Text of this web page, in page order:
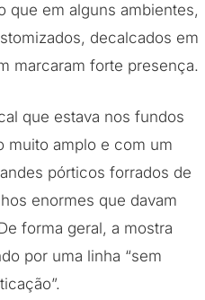
que em alguns ambientes,
decalcados em
marcaram forte presença.
que estava nos fundos
muito amplo e com um
pórticos forrados de
enormes que davam
forma geral, a mostra
por uma linha “sem